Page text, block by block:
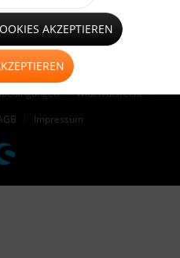
zzgl.Versandkosten
nicht anders beschrieben
Über uns
Widerrufsrecht
Impressum
AKZEPTIEREN